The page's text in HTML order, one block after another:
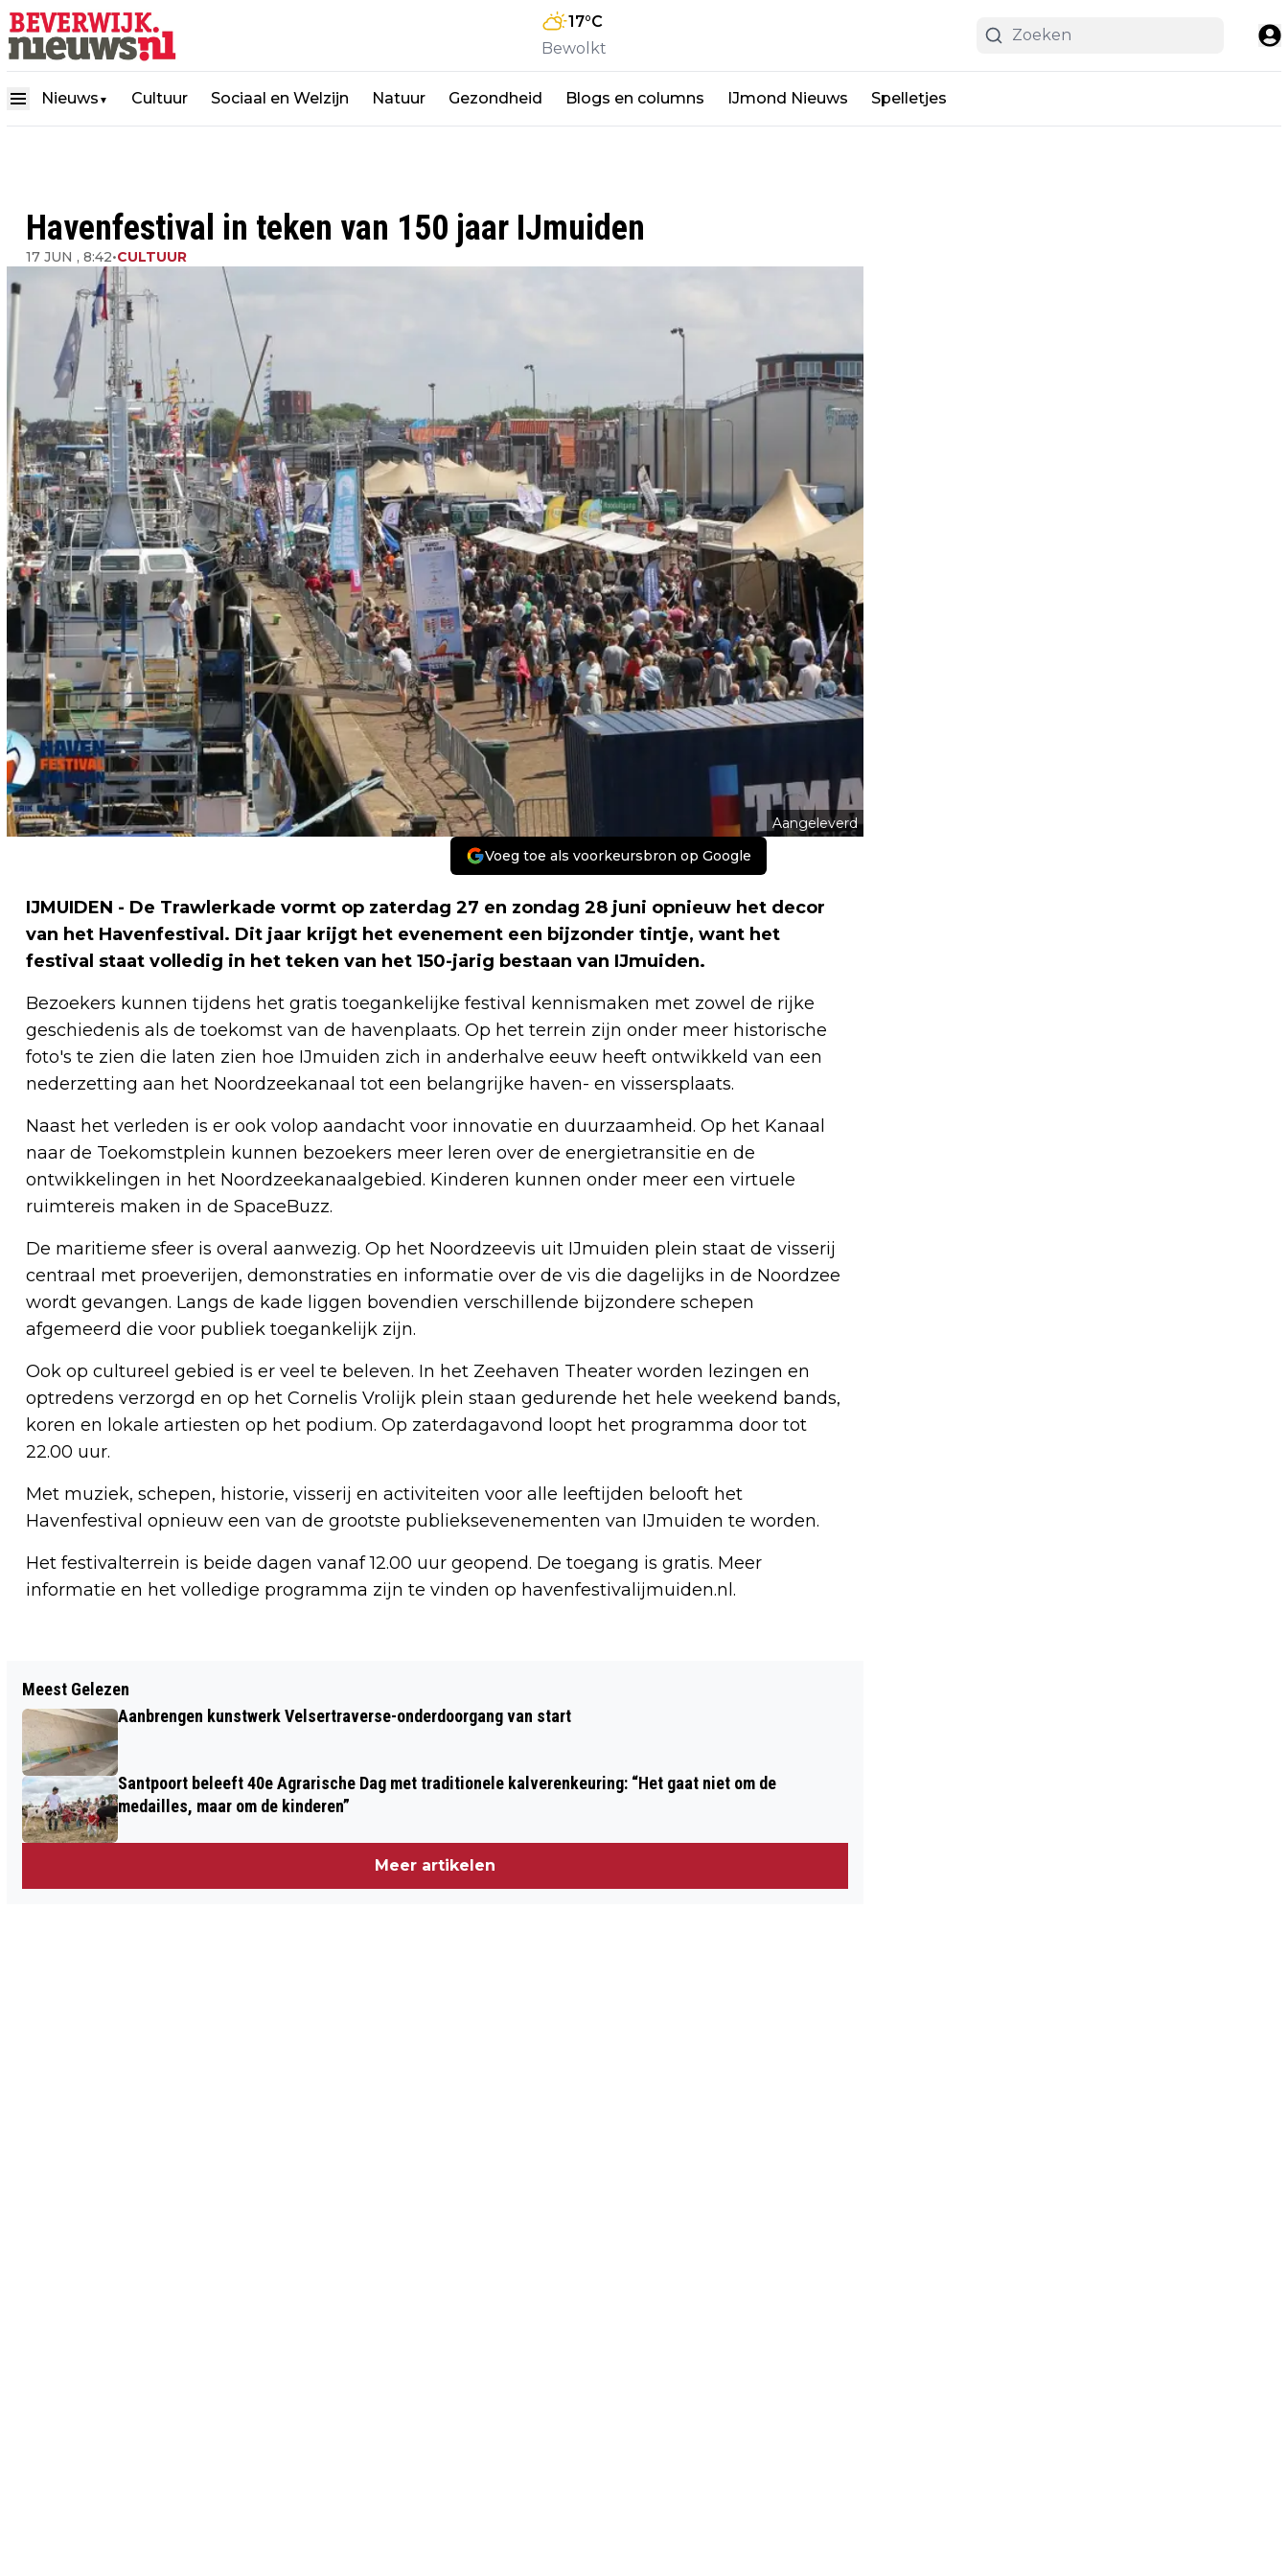
17°C
Bewolkt
Nieuws ▼ Cultuur Sociaal en Welzijn Natuur Gezondheid Blogs en columns IJmond Nieuws Spelletjes
Havenfestival in teken van 150 jaar IJmuiden
17 JUN , 8:42•CULTUUR
Aangeleverd
Voeg toe als voorkeursbron op Google
IJMUIDEN - De Trawlerkade vormt op zaterdag 27 en zondag 28 juni opnieuw het decor
van het Havenfestival. Dit jaar krijgt het evenement een bijzonder tintje, want het
festival staat volledig in het teken van het 150-jarig bestaan van IJmuiden.
Bezoekers kunnen tijdens het gratis toegankelijke festival kennismaken met zowel de rijke
geschiedenis als de toekomst van de havenplaats. Op het terrein zijn onder meer historische
foto's te zien die laten zien hoe IJmuiden zich in anderhalve eeuw heeft ontwikkeld van een
nederzetting aan het Noordzeekanaal tot een belangrijke haven- en vissersplaats.
Naast het verleden is er ook volop aandacht voor innovatie en duurzaamheid. Op het Kanaal
naar de Toekomstplein kunnen bezoekers meer leren over de energietransitie en de
ontwikkelingen in het Noordzeekanaalgebied. Kinderen kunnen onder meer een virtuele
ruimtereis maken in de SpaceBuzz.
De maritieme sfeer is overal aanwezig. Op het Noordzeevis uit IJmuiden plein staat de visserij
centraal met proeverijen, demonstraties en informatie over de vis die dagelijks in de Noordzee
wordt gevangen. Langs de kade liggen bovendien verschillende bijzondere schepen
afgemeerd die voor publiek toegankelijk zijn.
Ook op cultureel gebied is er veel te beleven. In het Zeehaven Theater worden lezingen en
optredens verzorgd en op het Cornelis Vrolijk plein staan gedurende het hele weekend bands,
koren en lokale artiesten op het podium. Op zaterdagavond loopt het programma door tot
22.00 uur.
Met muziek, schepen, historie, visserij en activiteiten voor alle leeftijden belooft het
Havenfestival opnieuw een van de grootste publieksevenementen van IJmuiden te worden.
Het festivalterrein is beide dagen vanaf 12.00 uur geopend. De toegang is gratis. Meer
informatie en het volledige programma zijn te vinden op havenfestivalijmuiden.nl.
GEEN MISSTANDEN AANGETROFFEN BIJ
CONTROLES VAN GARAGEBOXEN EN
BERGINGEN IN BEVERWIJK EN
HEEMSKERK
EN IJMOND VALT TIJDELIJK STIL BIJ
Meest Gelezen
Aanbrengen kunstwerk Velsertraverse-onderdoorgang van start
Santpoort beleeft 40e Agrarische Dag met traditionele kalverenkeuring: “Het gaat niet om de
medailles, maar om de kinderen”
Meer artikelen